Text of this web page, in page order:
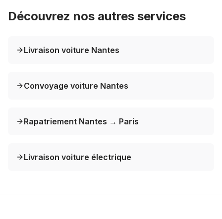
Découvrez nos autres services
Livraison voiture Nantes
Convoyage voiture Nantes
Rapatriement Nantes → Paris
Livraison voiture électrique